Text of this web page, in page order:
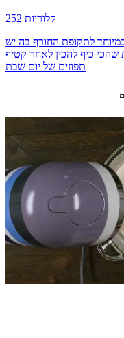
252 קלוריות
לתקופת החורף בה יש
כיף להכין לאחר קטיף
תפוזים של יום שבת